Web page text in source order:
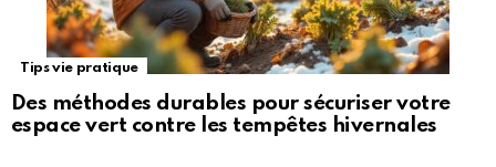
Tips vie pratique
Des méthodes durables pour sécuriser votre
espace vert contre les tempêtes hivernales